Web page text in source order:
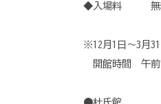
◆入場料 無
※12月1日～3月
開館時間 午前